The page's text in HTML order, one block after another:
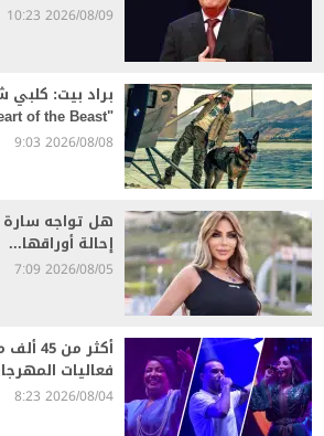
2026/08/09 10:23
براد بيت: كلبي
"Heart of the Beast"
2026/08/08 9:03
هل تواجه سارة
إحالة أوراقها...
2026/08/05 7:09
أكثر
فعاليات
2026/08/04 8:23